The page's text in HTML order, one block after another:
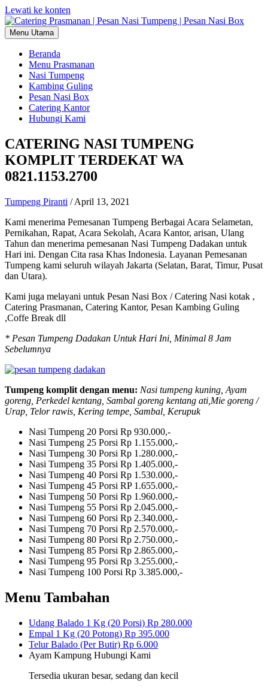
Lewati ke konten
Menu Utama
Beranda
Menu Prasmanan
Nasi Tumpeng
Kambing Guling
Pesan Nasi Box
Catering Kantor
Hubungi Kami
CATERING NASI TUMPENG
KOMPLIT TERDEKAT WA
0821.1153.2700
Tumpeng Piranti /April 13, 2021
Kami menerima Pemesanan Tumpeng Berbagai Acara Selametan,
Pernikahan, Rapat, Acara Sekolah, Acara Kantor, arisan, Ulang
Tahun dan menerima pemesanan Nasi Tumpeng Dadakan untuk
Hari ini. Dengan Cita rasa Khas Indonesia. Layanan Pemesanan
Tumpeng kami seluruh wilayah Jakarta (Selatan, Barat, Timur, Pusat
dan Utara).
Kami juga melayani untuk Pesan Nasi Box / Catering Nasi kotak ,
Catering Prasmanan, Catering Kantor, Pesan Kambing Guling
,Coffe Break dll
* Pesan Tumpeng Dadakan Untuk Hari Ini, Minimal 8 Jam
Sebelumnya
Tumpeng komplit dengan menu: Nasi tumpeng kuning, Ayam
goreng, Perkedel kentang, Sambal goreng kentang ati,Mie goreng /
Urap, Telor rawis, Kering tempe, Sambal, Kerupuk
Nasi Tumpeng 20 Porsi Rp 930.000,-
Nasi Tumpeng 25 Porsi Rp 1.155.000,-
Nasi Tumpeng 30 Porsi Rp 1.280.000,-
Nasi Tumpeng 35 Porsi Rp 1.405.000,-
Nasi Tumpeng 40 Porsi Rp 1.530.000,-
Nasi Tumpeng 45 Porsi RP 1.655.000,-
Nasi Tumpeng 50 Porsi Rp 1.960.000,-
Nasi Tumpeng 55 Porsi Rp 2.045.000,-
Nasi Tumpeng 60 Porsi Rp 2.340.000,-
Nasi Tumpeng 70 Porsi Rp 2.570.000,-
Nasi Tumpeng 80 Porsi Rp 2.750.000,-
Nasi Tumpeng 85 Porsi Rp 2.865.000,-
Nasi Tumpeng 95 Porsi Rp 3.255.000,-
Nasi Tumpeng 100 Porsi Rp 3.385.000,-
Menu Tambahan
Udang Balado 1 Kg (20 Porsi) Rp 280.000
Empal 1 Kg (20 Potong) Rp 395.000
Telur Balado (Per Butir) Rp 6.000
Ayam Kampung Hubungi Kami
Tersedia ukuran besar, sedang dan kecil